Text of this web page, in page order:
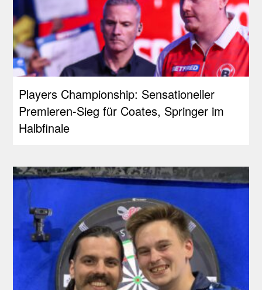
Players Championship: Sensationeller
Premieren-Sieg für Coates, Springer im
Halbfinale